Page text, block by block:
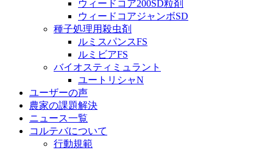
ウィードコア200SD粒剤
ウィードコアジャンボSD
種子処理用殺虫剤
ルミスパンスFS
ルミビアFS
バイオスティミュラント
ユートリシャN
ユーザーの声
農家の課題解決
ニュース一覧
コルテバについて
行動規範